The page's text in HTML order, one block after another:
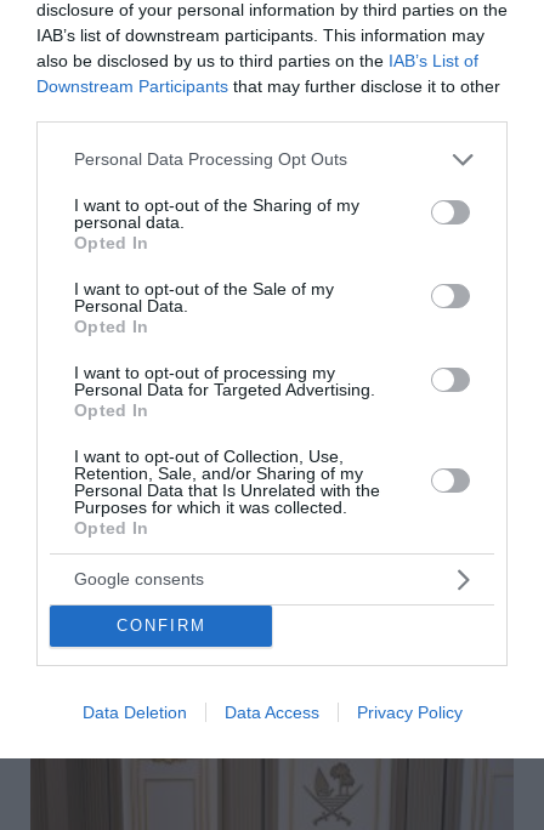
disclosure of your personal information by third parties on the
IAB’s list of downstream participants. This information may
also be disclosed by us to third parties on the IAB’s List of
Downstream Participants that may further disclose it to other
Please note that this website/app uses one or more Google
not limited to your visit or usage behaviour. You may click to
grant or deny consent to Google and its third-party tags to
use your data for below specified purposes in below Google
consent section.
Personal Data Processing Opt Outs
I want to opt-out of the Sharing of my
personal data.
Opted In
I want to opt-out of the Sale of my
Personal Data.
Opted In
I want to opt-out of processing my
Personal Data for Targeted Advertising.
Opted In
I want to opt-out of Collection, Use,
Retention, Sale, and/or Sharing of my
Personal Data that Is Unrelated with the
Purposes for which it was collected.
Opted In
Google consents
CONFIRM
Data Deletion Data Access Privacy Policy
Την Αθήνα θα επισκεφθεί, την Τετάρτη, ο εμίρης του
Κατάρ σεΐχης Ταμίμ μπιν Χαμάντ Αλ Θάνι, ο οποίος θα
έχει συνάντησή με τον Έλληνα Πρωθυπουργό, Κυριά...
28 Απριλίου 2026
Το Κατάρ ζητεί αποζημιώσεις από το Ιράν για
τις επιθέσεις
αποζημιώσεων για «παράνομες ενέργειες» εις βάρος
του, με επιστολή που απέστειλε στον Οργανισμό Ηνωμέ...